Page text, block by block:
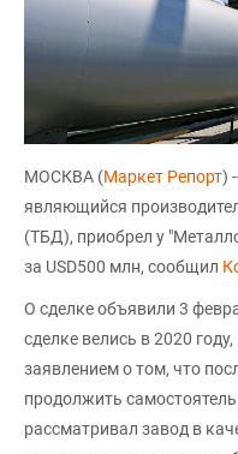
МОСКВА (Маркет Репорт)
являющийся
(ТБД), приобрел у
за USD500 млн, сообщил
О сделке объявили 3
сделке велись в 2020
заявлением о том, что
продолжить
рассматривал завод в